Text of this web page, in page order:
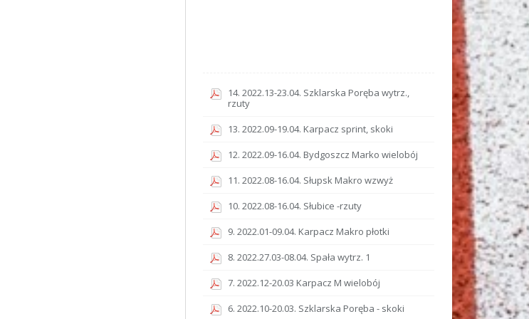
14. 2022.13-23.04. Szklarska Poręba wytrz.,
rzuty
13. 2022.09-19.04. Karpacz sprint, skoki
12. 2022.09-16.04. Bydgoszcz Marko wielobój
11. 2022.08-16.04. Słupsk Makro wzwyż
10. 2022.08-16.04. Słubice -rzuty
9. 2022.01-09.04. Karpacz Makro płotki
8. 2022.27.03-08.04. Spała wytrz. 1
7. 2022.12-20.03 Karpacz M wielobój
6. 2022.10-20.03. Szklarska Poręba - skoki